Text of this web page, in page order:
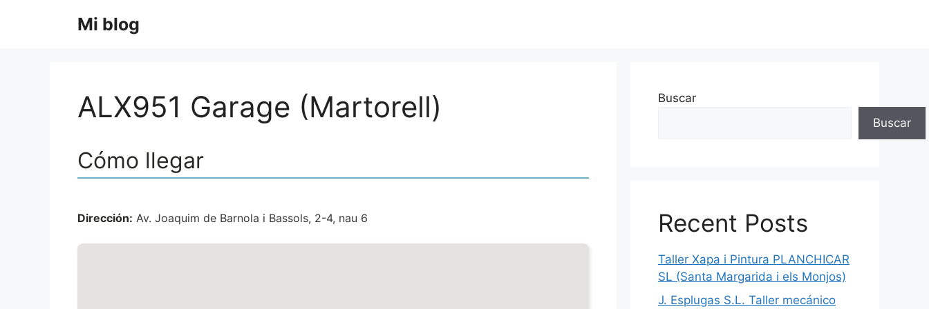
Mi blog
ALX951 Garage (Martorell)
Cómo llegar
Dirección: Av. Joaquim de Barnola i Bassols, 2-4, nau 6
Buscar
Buscar
Recent Posts
Taller Xapa i Pintura PLANCHICAR
SL (Santa Margarida i els Monjos)
J. Esplugas S.L. Taller mecánico